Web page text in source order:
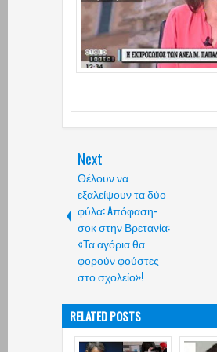
Next
Θέλουν να
εξαλείψουν τα δύο
φύλα: Aπόφαση-
σοκ στην Βρετανία:
«Τα αγόρια θα
φορούν φούστες
στο σχολείο»!
RELATED POSTS